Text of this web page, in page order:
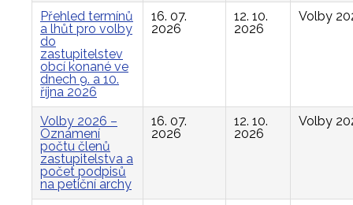
Přehled termínů
a lhůt pro volby
do
zastupitelstev
obcí konané ve
dnech 9. a 10.
října 2026
16. 07.
2026
12. 10.
2026
Volby
Volby 2026 –
Oznámení
počtu členů
zastupitelstva a
počet podpisů
na petiční archy
16. 07.
2026
12. 10.
2026
Volby